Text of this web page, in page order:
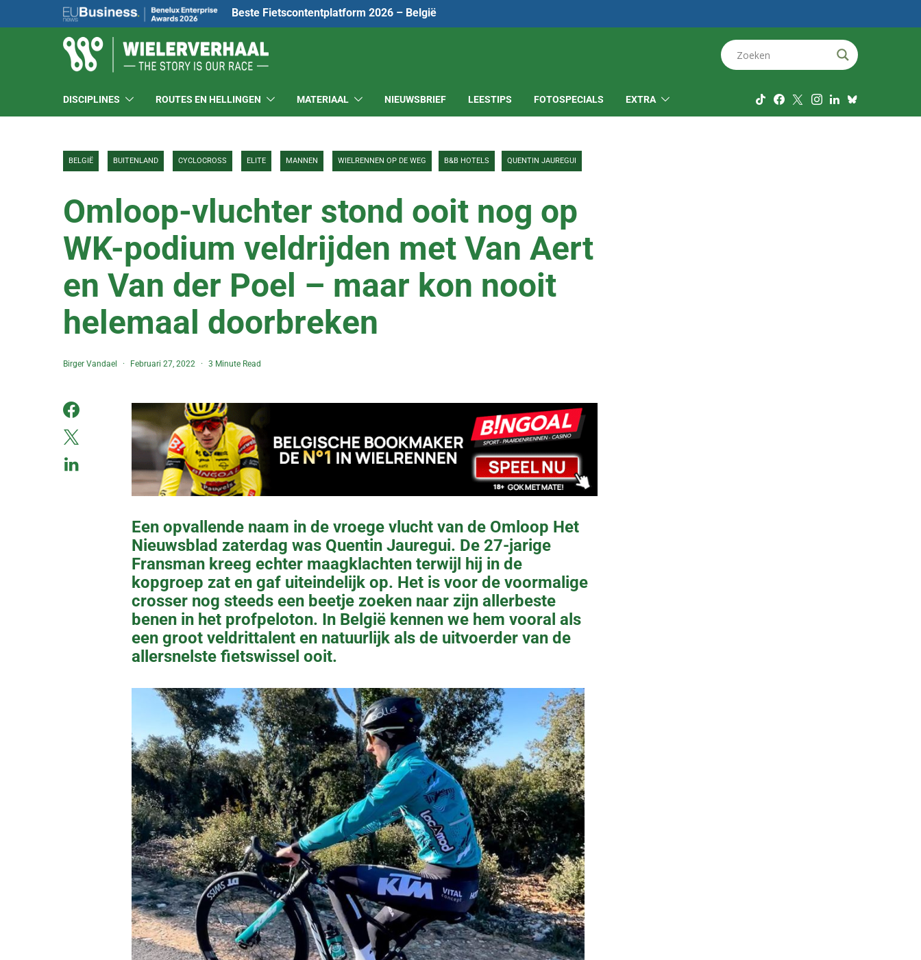
Beste Fietscontentplatform 2026 – België
DISCIPLINES ROUTES EN HELLINGEN MATERIAAL NIEUWSBRIEF LEESTIPS FOTOSPECIALS EXTRA
BELGIË BUITENLAND CYCLOCROSS ELITE MANNEN WIELRENNEN OP DE WEG B&B HOTELS QUENTIN JAUREGUI
Omloop-vluchter stond ooit nog op
WK-podium veldrijden met Van Aert
en Van der Poel – maar kon nooit
helemaal doorbreken
Birger Vandael Februari 27, 2022 3 Minute Read
Een opvallende naam in de vroege vlucht van de Omloop Het
Nieuwsblad zaterdag was Quentin Jauregui. De 27-jarige
Fransman kreeg echter maagklachten terwijl hij in de
kopgroep zat en gaf uiteindelijk op. Het is voor de voormalige
crosser nog steeds een beetje zoeken naar zijn allerbeste
benen in het profpeloton. In België kennen we hem vooral als
een groot veldrittalent en natuurlijk als de uitvoerder van de
allersnelste fietswissel ooit.